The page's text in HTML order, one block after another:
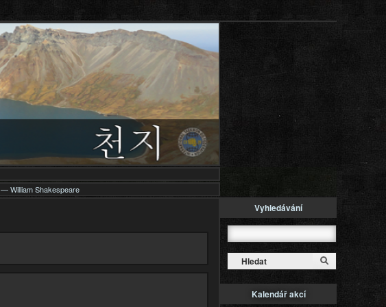
— William Shakespeare
Vyhledávání
Kalendář akcí